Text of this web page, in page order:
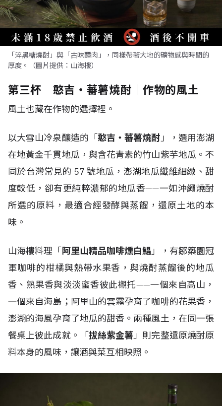
「淬黑糖燒酎」與「古味醰肉」，同樣帶著大地的礦物感與時間的
厚度。（圖片提供：山海樓）
第三杯 憨吉・蕃薯燒酎｜作物的風土
風土也藏在作物的選擇裡。
以大雪山冷泉釀造的「憨吉・蕃薯燒酎」，選用澎湖
在地黃金千貫地瓜，與含花青素的竹山紫芋地瓜。不
同於台灣常見的 57 號地瓜，澎湖地瓜纖維細緻、甜
度較低，卻有更純粹濃郁的地瓜香——一如沖繩燒酎
所選的原料，最適合經發酵與蒸餾，還原土地的本
味。
山海樓料理「阿里山精品咖啡燻白鯧」，有鄒築園冠
軍咖啡的柑橘與熱帶水果香，與燒酎蒸餾後的地瓜
香、熟果香與淡淡蜜香彼此襯托——一個來自高山，
一個來自海島；阿里山的雲霧孕育了咖啡的花果香，
澎湖的海風孕育了地瓜的甜香。兩種風土，在同一張
餐桌上彼此成就。「拔絲紫金薯」則完整還原燒酎原
料本身的風味，讓酒與菜互相映照。